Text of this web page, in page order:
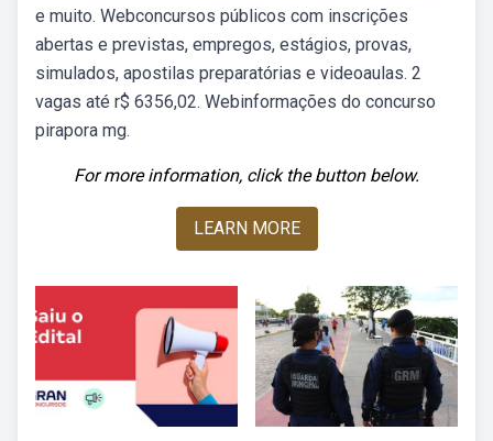
e muito. Webconcursos públicos com inscrições
abertas e previstas, empregos, estágios, provas,
simulados, apostilas preparatórias e videoaulas. 2
vagas até r$ 6356,02. Webinformações do concurso
pirapora mg.
For more information, click the button below.
LEARN MORE